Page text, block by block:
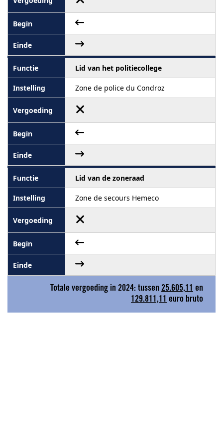
Lid van het politiecollege
Zone de police du Condroz
Lid van de zoneraad
Zone de secours Hemeco
Totale vergoeding in 2024: tussen 25.605,11 en
129.811,11 euro bruto